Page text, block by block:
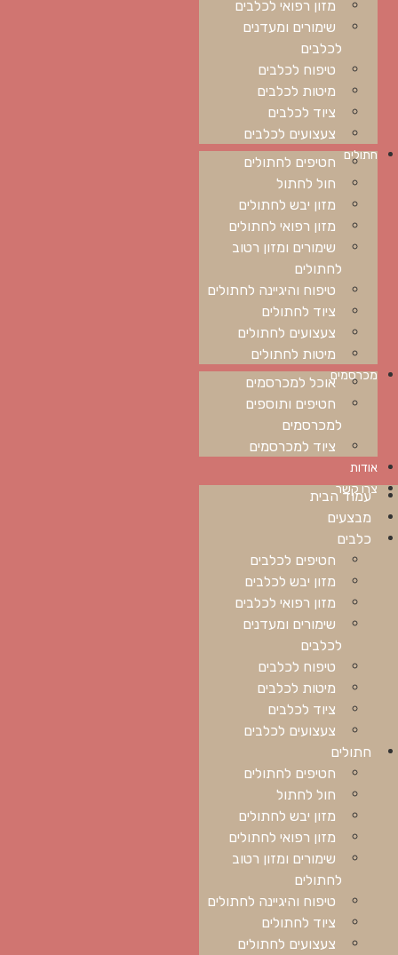
מזון רפואי לכלבים
שימורים ומעדנים
לכלבים
טיפוח לכלבים
מיטות לכלבים
ציוד לכלבים
צעצועים לכלבים
חתולים חטיפים לחתולים
חול לחתול
מזון יבש לחתולים
מזון רפואי לחתולים
שימורים ומזון רטוב
לחתולים
טיפוח והיגיינה לחתולים
ציוד לחתולים
צעצועים לחתולים
מיטות לחתולים
מכרסמיםאוכל למכרסמים
חטיפים ותוספים
למכרסמים
ציוד למכרסמים
אודות
צרו קשר
עמוד הבית
מבצעים
כלבים
חטיפים לכלבים
מזון יבש לכלבים
מזון רפואי לכלבים
שימורים ומעדנים
לכלבים
טיפוח לכלבים
מיטות לכלבים
ציוד לכלבים
צעצועים לכלבים
חתולים
חטיפים לחתולים
חול לחתול
מזון יבש לחתולים
מזון רפואי לחתולים
שימורים ומזון רטוב
לחתולים
טיפוח והיגיינה לחתולים
ציוד לחתולים
צעצועים לחתולים